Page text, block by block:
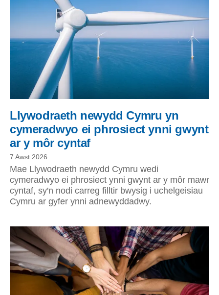
Llywodraeth newydd Cymru yn
cymeradwyo ei phrosiect ynni gwynt
ar y môr cyntaf
7 Awst 2026
Mae Llywodraeth newydd Cymru wedi
cymeradwyo ei phrosiect ynni gwynt ar y môr mawr
cyntaf, sy'n nodi carreg filltir bwysig i uchelgeisiau
Cymru ar gyfer ynni adnewyddadwy.